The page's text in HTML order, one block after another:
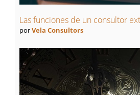
Las funciones de un consultor
porVela Consultors